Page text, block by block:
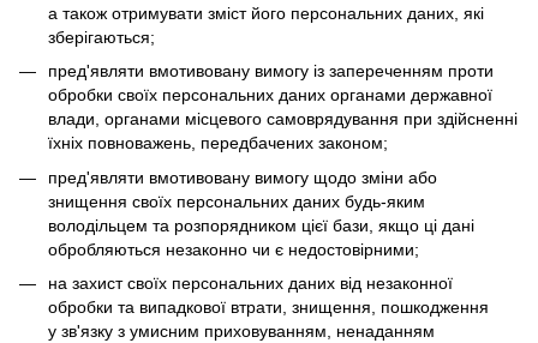
а також отримувати зміст його персональних даних, які
зберігаються;
пред'являти вмотивовану вимогу із запереченням проти
обробки своїх персональних даних органами державної
влади, органами місцевого самоврядування при здійсненні
їхніх повноважень, передбачених законом;
пред'являти вмотивовану вимогу щодо зміни або
знищення своїх персональних даних будь-яким
володільцем та розпорядником цієї бази, якщо ці дані
обробляються незаконно чи є недостовірними;
на захист своїх персональних даних від незаконної
обробки та випадкової втрати, знищення, пошкодження
у зв'язку з умисним приховуванням, ненаданням